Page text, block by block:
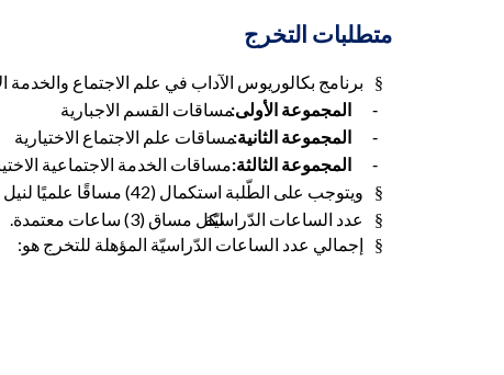
متطلبات التخرج
§ برنامج بكالوريوس الآداب في علم الاجتماع
- المجموعة الأولى:مساقات القسم الاجبارية
- المجموعة الثانية:مساقات علم الاجتماع الاختيارية
- المجموعة الثالثة:مساقات الخدمة الاجتماعية
§ ويتوجب على الطّلبة استكمال (42) مساقًا علميًا لنيل درجة البكالوريوس في برنامج علم الاجتماع والخدمة الاجتماعية.
§ عدد الساعات الدّراسيّةلكل مساق (3) ساعات معتمدة .
§ إجمالي عدد الساعات الدّراسيّة المؤهلة للتخرج هو: (126) ساعة